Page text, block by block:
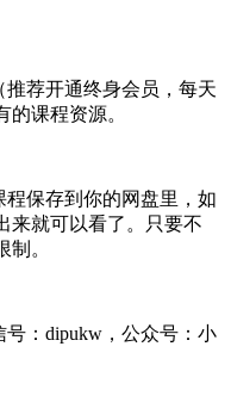
荐开通终身会员，每天
课程资源。
保存到你的网盘里，如
来就可以看了。只要不
。
：dipukw，公众号：小